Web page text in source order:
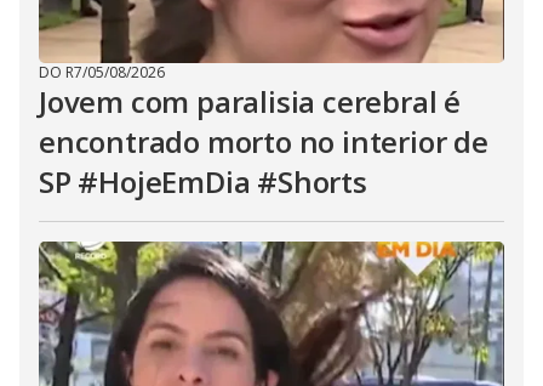
DO R7/05/08/2026
Jovem com paralisia cerebral é
encontrado morto no interior de
SP #HojeEmDia #Shorts